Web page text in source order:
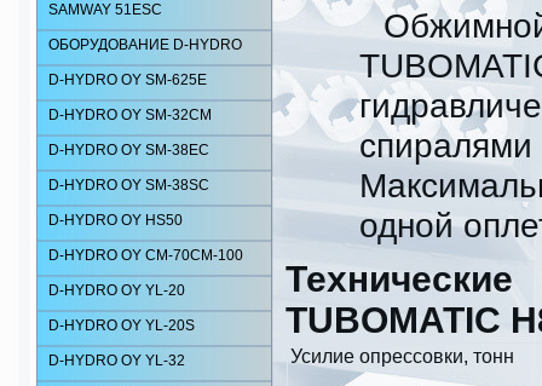
SAMWAY 51ESC
ОБОРУДОВАНИЕ D-HYDRO
D-HYDRO OY SM-625E
D-HYDRO OY SM-32CM
D-HYDRO OY SM-38EC
D-HYDRO OY SM-38SC
D-HYDRO OY HS50
D-HYDRO OY CM-70CM-100
D-HYDRO OY YL-20
D-HYDRO OY YL-20S
D-HYDRO OY YL-32
одной
TUBOMATIC
Усилие опрессовки, тонн